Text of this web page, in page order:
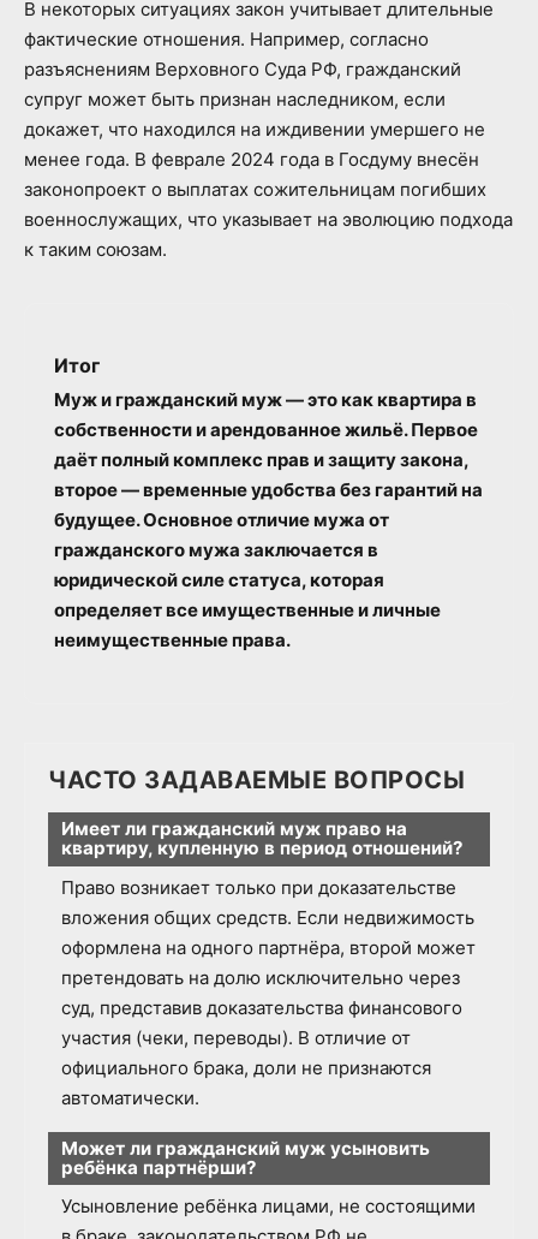
В некоторых ситуациях закон учитывает длительные
фактические отношения. Например, согласно
разъяснениям Верховного Суда РФ, гражданский
супруг может быть признан наследником, если
докажет, что находился на иждивении умершего не
менее года. В феврале 2024 года в Госдуму внесён
законопроект о выплатах сожительницам погибших
военнослужащих, что указывает на эволюцию подхода
к таким союзам.
Итог
Муж и гражданский муж — это как квартира в
собственности и арендованное жильё. Первое
даёт полный комплекс прав и защиту закона,
второе — временные удобства без гарантий на
будущее. Основное отличие мужа от
гражданского мужа заключается в
юридической силе статуса, которая
определяет все имущественные и личные
неимущественные права.
ЧАСТО ЗАДАВАЕМЫЕ ВОПРОСЫ
Имеет ли гражданский муж право на
квартиру, купленную в период отношений?
Право возникает только при доказательстве
вложения общих средств. Если недвижимость
оформлена на одного партнёра, второй может
претендовать на долю исключительно через
суд, представив доказательства финансового
участия (чеки, переводы). В отличие от
официального брака, доли не признаются
автоматически.
Может ли гражданский муж усыновить
ребёнка партнёрши?
Усыновление ребёнка лицами, не состоящими